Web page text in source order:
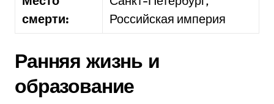
смерти:
Российская империя
Ранняя жизнь и
образование